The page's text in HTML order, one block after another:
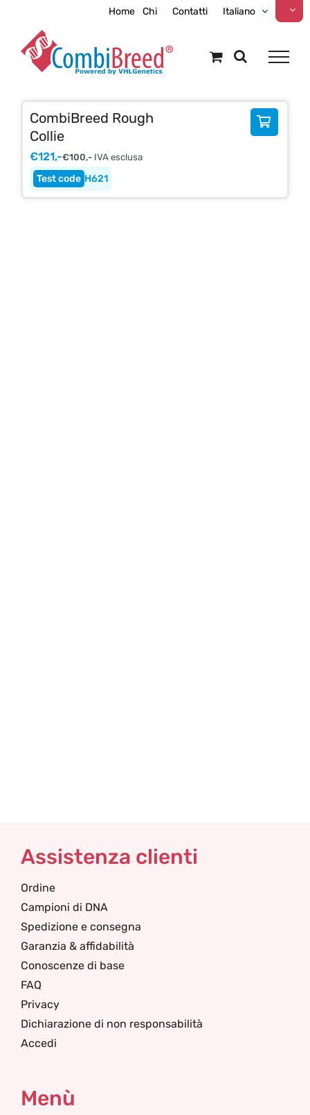
content
Home Chi Contatti Italiano
H621
CombiBreed Rough
Collie
€121,-€100,-IVA esclusa
Assistenza clienti
Ordine
Campioni di DNA
Spedizione e consegna
Garanzia & affidabilità
Conoscenze di base
FAQ
Privacy
Dichiarazione di non responsabilità
Accedi
Menù